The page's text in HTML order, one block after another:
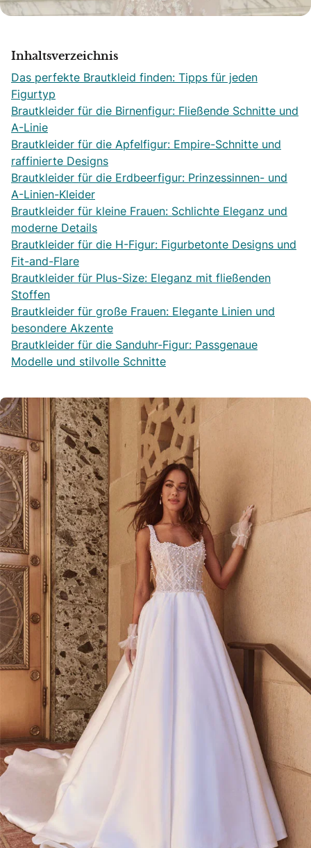
Inhaltsverzeichnis
Das perfekte Brautkleid finden: Tipps für jeden
Figurtyp
Brautkleider für die Birnenfigur: Fließende Schnitte und
A-Linie
Brautkleider für die Apfelfigur: Empire-Schnitte und
raffinierte Designs
Brautkleider für die Erdbeerfigur: Prinzessinnen- und
A-Linien-Kleider
Brautkleider für kleine Frauen: Schlichte Eleganz und
moderne Details
Brautkleider für die H-Figur: Figurbetonte Designs und
Fit-and-Flare
Brautkleider für Plus-Size: Eleganz mit fließenden
Stoffen
Brautkleider für große Frauen: Elegante Linien und
besondere Akzente
Brautkleider für die Sanduhr-Figur: Passgenaue
Modelle und stilvolle Schnitte